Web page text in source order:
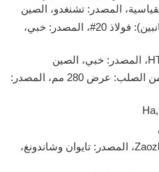
المصدر: تشنغدو، الصين
الألواح الجانبية للحامل (كلا الجانبين): فولاذ 20#، المصدر: خبي،
العارضة الرئيسية / قناة الربط من الصلب: عرض 280 مم، المصدر:
الأجزاء الهوائية: Airtac و Zaozhuang، المصدر: تايوان وشاندونغ،